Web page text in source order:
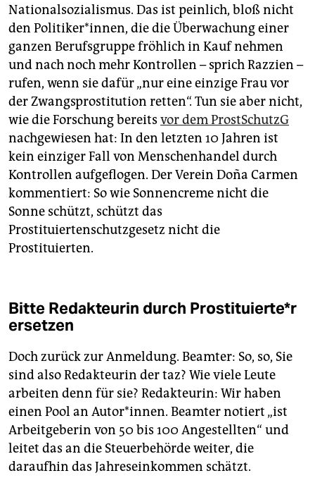
Nationalsozialismus. Das ist peinlich, bloß nicht
den Politiker*innen, die die Überwachung einer
ganzen Berufsgruppe fröhlich in Kauf nehmen
und nach noch mehr Kontrollen – sprich Razzien –
rufen, wenn sie dafür „nur eine einzige Frau vor
der Zwangsprostitution retten“. Tun sie aber nicht,
wie die Forschung bereits vor dem ProstSchutzG
nachgewiesen hat: In den letzten 10 Jahren ist
kein einziger Fall von Menschenhandel durch
Kontrollen aufgeflogen. Der Verein Doña Carmen
kommentiert: So wie Sonnencreme nicht die
Sonne schützt, schützt das
Prostituiertenschutzgesetz nicht die
Prostituierten.
Bitte Redakteurin durch Prostituierte*r
ersetzen
Doch zurück zur Anmeldung. Beamter: So, so, Sie
sind also Redakteurin der taz? Wie viele Leute
arbeiten denn für sie? Redakteurin: Wir haben
einen Pool an Autor*innen. Beamter notiert „ist
Arbeitgeberin von 50 bis 100 Angestellten“ und
leitet das an die Steuerbehörde weiter, die
daraufhin das Jahreseinkommen schätzt.